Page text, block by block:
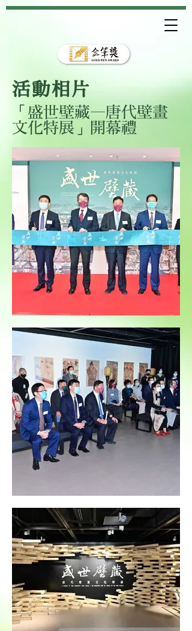
活動相片
「盛世壁藏—唐代壁畫
文化特展」開幕禮